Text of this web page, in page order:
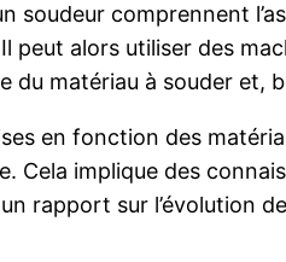
soudeur comprennent
peut alors utiliser des
du matériau à souder et,
en fonction des
Cela implique des
rapport sur l’évolution